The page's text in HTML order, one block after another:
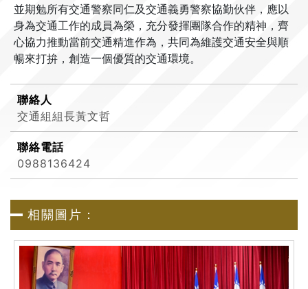
並期勉所有交通警察同仁及交通義勇警察協勤伙伴，應以
身為交通工作的成員為榮，充分發揮團隊合作的精神，齊
心協力推動當前交通精進作為，共同為維護交通安全與順
暢來打拚，創造一個優質的交通環境。
聯絡人
交通組組長黃文哲
聯絡電話
0988136424
相關圖片：